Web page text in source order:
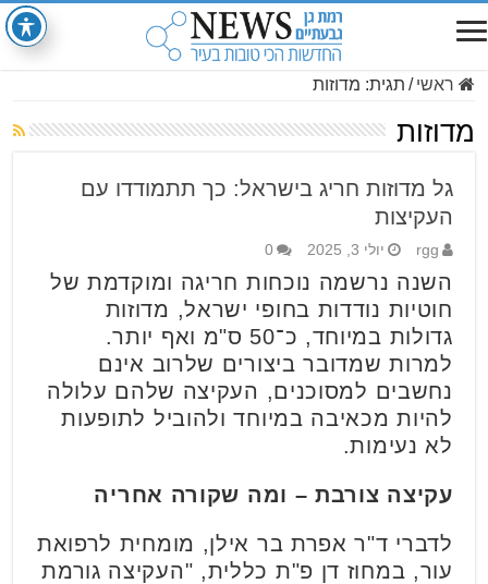
ראשי / תגית: מדוזות
מדוזות
גל מדוזות חריג בישראל: כך תתמודדו עם
העקיצות
rgg יולי 3, 2025 0
השנה נרשמה נוכחות חריגה ומוקדמת של
חוטיות נודדות בחופי ישראל, מדוזות
גדולות במיוחד, כ־50 ס"מ ואף יותר.
למרות שמדובר ביצורים שלרוב אינם
נחשבים למסוכנים, העקיצה שלהם עלולה
להיות מכאיבה במיוחד ולהוביל לתופעות
לא נעימות.
עקיצה צורבת – ומה שקורה אחריה
לדברי ד"ר אפרת בר אילן, מומחית לרפואת
עור, במחוז דן פ"ת כללית, "העקיצה גורמת